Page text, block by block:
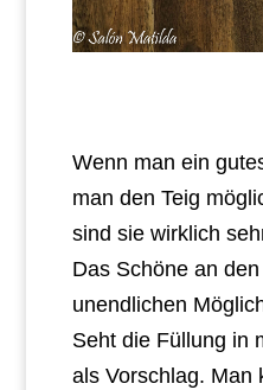
Wenn man ein
man den Teig
sind sie wirklich
Das Schöne an
unendlichen
Seht die Füllung in
als Vorschlag. Man